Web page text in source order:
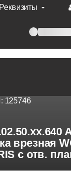
Реквизиты
по счету.
125746
врезная
с отв.